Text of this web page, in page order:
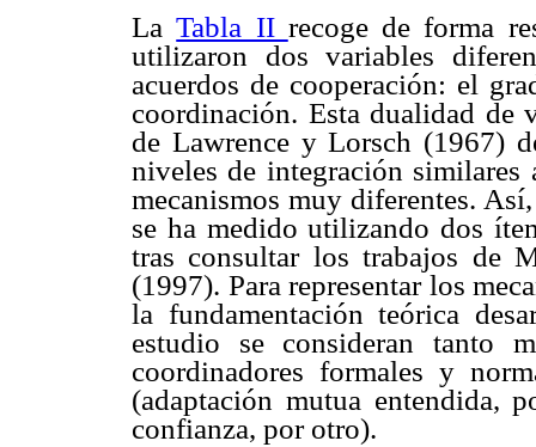
LaTabla II recoge de forma
utilizaron dos variables
acuerdos de cooperación: el
coordinación. Esta dualidad de
de Lawrence y Lorsch (1967)
niveles de integración
mecanismos muy diferentes.
se ha medido utilizando dos
tras consultar los trabajos de
(1997). Para representar los
la fundamentación teórica
estudio se consideran tanto
coordinadores formales y
(adaptación mutua entendida,
confianza, por otro).